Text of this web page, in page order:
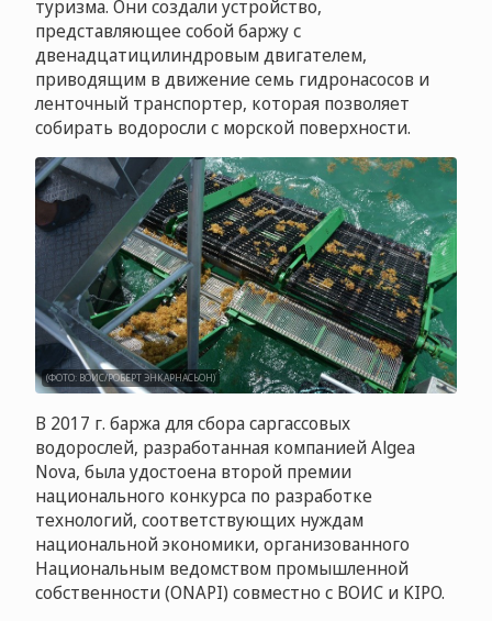
туризма. Они создали устройство,
представляющее собой баржу с
двенадцатицилиндровым двигателем,
приводящим в движение семь гидронасосов и
ленточный транспортер, которая позволяет
собирать водоросли с морской поверхности.
(ФОТО: ВОИС/РОБЕРТ ЭНКАРНАСЬОН)
В 2017 г. баржа для сбора саргассовых
водорослей, разработанная компанией Algea
Nova, была удостоена второй премии
национального конкурса по разработке
технологий, соответствующих нуждам
национальной экономики, организованного
Национальным ведомством промышленной
собственности (ONAPI) совместно с ВОИС и KIPO.